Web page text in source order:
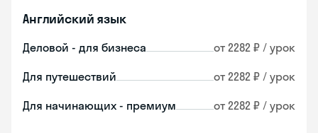
Английский язык
Деловой - для бизнеса от 2282 ₽ / урок
Для путешествий от 2282 ₽ / урок
Для начинающих - премиум от 2282 ₽ / урок